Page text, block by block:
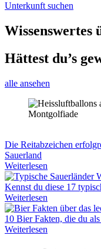
Unterkunft suchen
Wissenswertes
Hättest du’s
alle ansehen
Die Reitabzeichen
Sauerland
Weiterlesen
Kennst du diese 17
Weiterlesen
10 Bier Fakten, die du
Weiterlesen